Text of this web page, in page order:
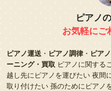
ピアノ
お気軽にご
ピアノ運送・ ピアノ調律・ ピア
ーニング・買取 ピアノに関する
越し先にピアノを運びたい 夜間
取り付けたい孫のためにピアノ